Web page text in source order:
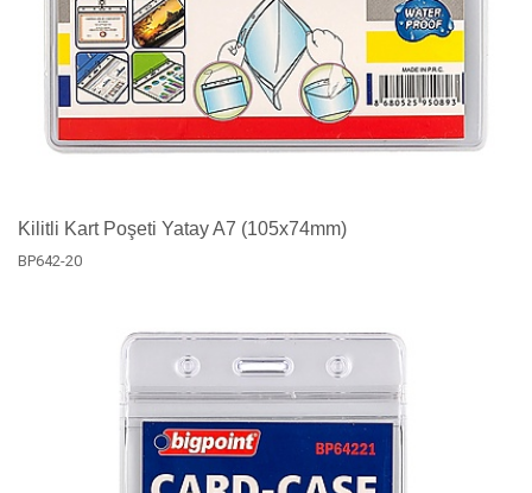
Kilitli Kart Poşeti Yatay A7 (105x74mm)
BP642-20